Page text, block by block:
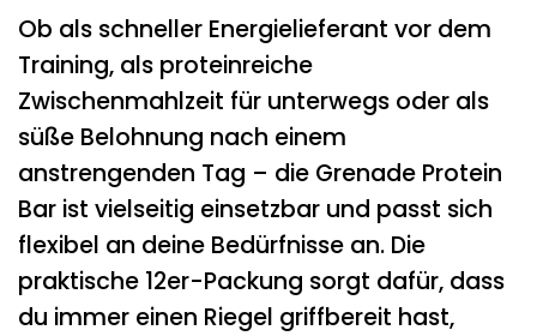
Ob als schneller Energielieferant vor dem
Training, als proteinreiche
Zwischenmahlzeit für unterwegs oder als
süße Belohnung nach einem
anstrengenden Tag – die Grenade Protein
Bar ist vielseitig einsetzbar und passt sich
flexibel an deine Bedürfnisse an. Die
praktische 12er-Packung sorgt dafür, dass
du immer einen Riegel griffbereit hast,